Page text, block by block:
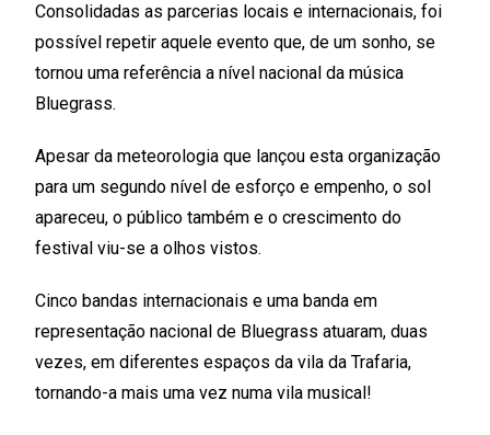
Consolidadas as parcerias locais e internacionais, foi
possível repetir aquele evento que, de um sonho, se
tornou uma referência a nível nacional da música
Bluegrass.
Apesar da meteorologia que lançou esta organização
para um segundo nível de esforço e empenho, o sol
apareceu, o público também e o crescimento do
festival viu-se a olhos vistos.
Cinco bandas internacionais e uma banda em
representação nacional de Bluegrass atuaram, duas
vezes, em diferentes espaços da vila da Trafaria,
tornando-a mais uma vez numa vila musical!